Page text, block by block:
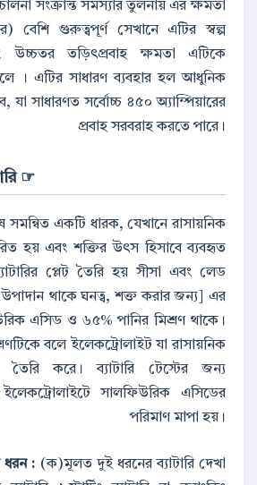
সংক্রান্ত সমস্যার তুলনায় এর ক্ষমতা
বেশি গুরুত্বপূর্ণ সেখানে এটির স্বল্প
তড়িৎপ্রবাহ ক্ষমতা এটিকে
। এটির সাধারণ ব্যবহার হল আধুনিক
যা সাধারণত সর্বোচ্চ ৪৫০ অ্যাম্পিয়ারের
প্রবাহ সরবরাহ করতে পারে।
☞ লেড এসিড ব্যাটারি
একটি ধারক, যেখানে রাসায়নিক
হয় এবং শক্তির উৎস হিসাবে ব্যবহৃত
প্লেট তৈরি হয় সীসা এবং লেড
থাকে ঘনত্ব, শক্ত করার জন্য] এর
এসিড ও ৬৫% পানির মিশ্রণ থাকে।
বলে ইলেকট্রোলাইট যা রাসায়নিক
তৈরি করে। ব্যাটারি টেস্টের জন্য
ইলেকট্রোলাইটে সালফিউরিক এসিডের
পরিমাণ মাপা হয়।
ধরন : (ক)মূলত দুই ধরনের ব্যাটারি দেখা